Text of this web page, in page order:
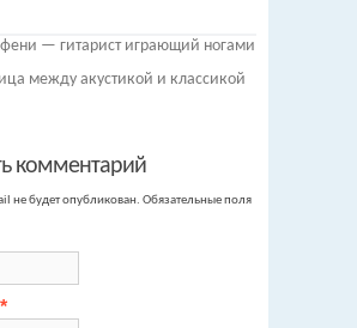
— гитарист играющий ногами
между акустикой и классикой
комментарий
не будет опубликован. Обязательные поля
*